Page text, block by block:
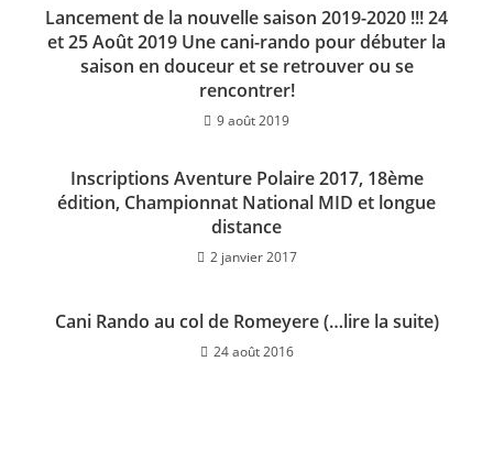
Lancement de la nouvelle saison 2019-2020 !!! 24
et 25 Août 2019 Une cani-rando pour débuter la
saison en douceur et se retrouver ou se
rencontrer!
9 août 2019
Inscriptions Aventure Polaire 2017, 18ème
édition, Championnat National MID et longue
distance
2 janvier 2017
Cani Rando au col de Romeyere (…lire la suite)
24 août 2016